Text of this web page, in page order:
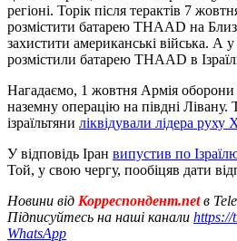
регіоні. Торік після терактів 7
розмістити батарею THAAD на
захистити американські війська.
розмістили батарею THAAD в
Нагадаємо, 1 жовтня Армія оборони
наземну операцію на півдні Лівану.
ізраїльтяни ліквідували лідера руху
У відповідь Іран випустив по
Той, у свою чергу, пообіцяв дати
Новини від Корреспондент.netв
Підписуйтесь на наші канали https://
WhatsApp